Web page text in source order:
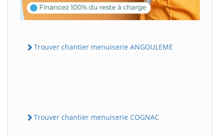
Trouver chantier menuiserie ANGOULEME
Trouver chantier menuiserie COGNAC